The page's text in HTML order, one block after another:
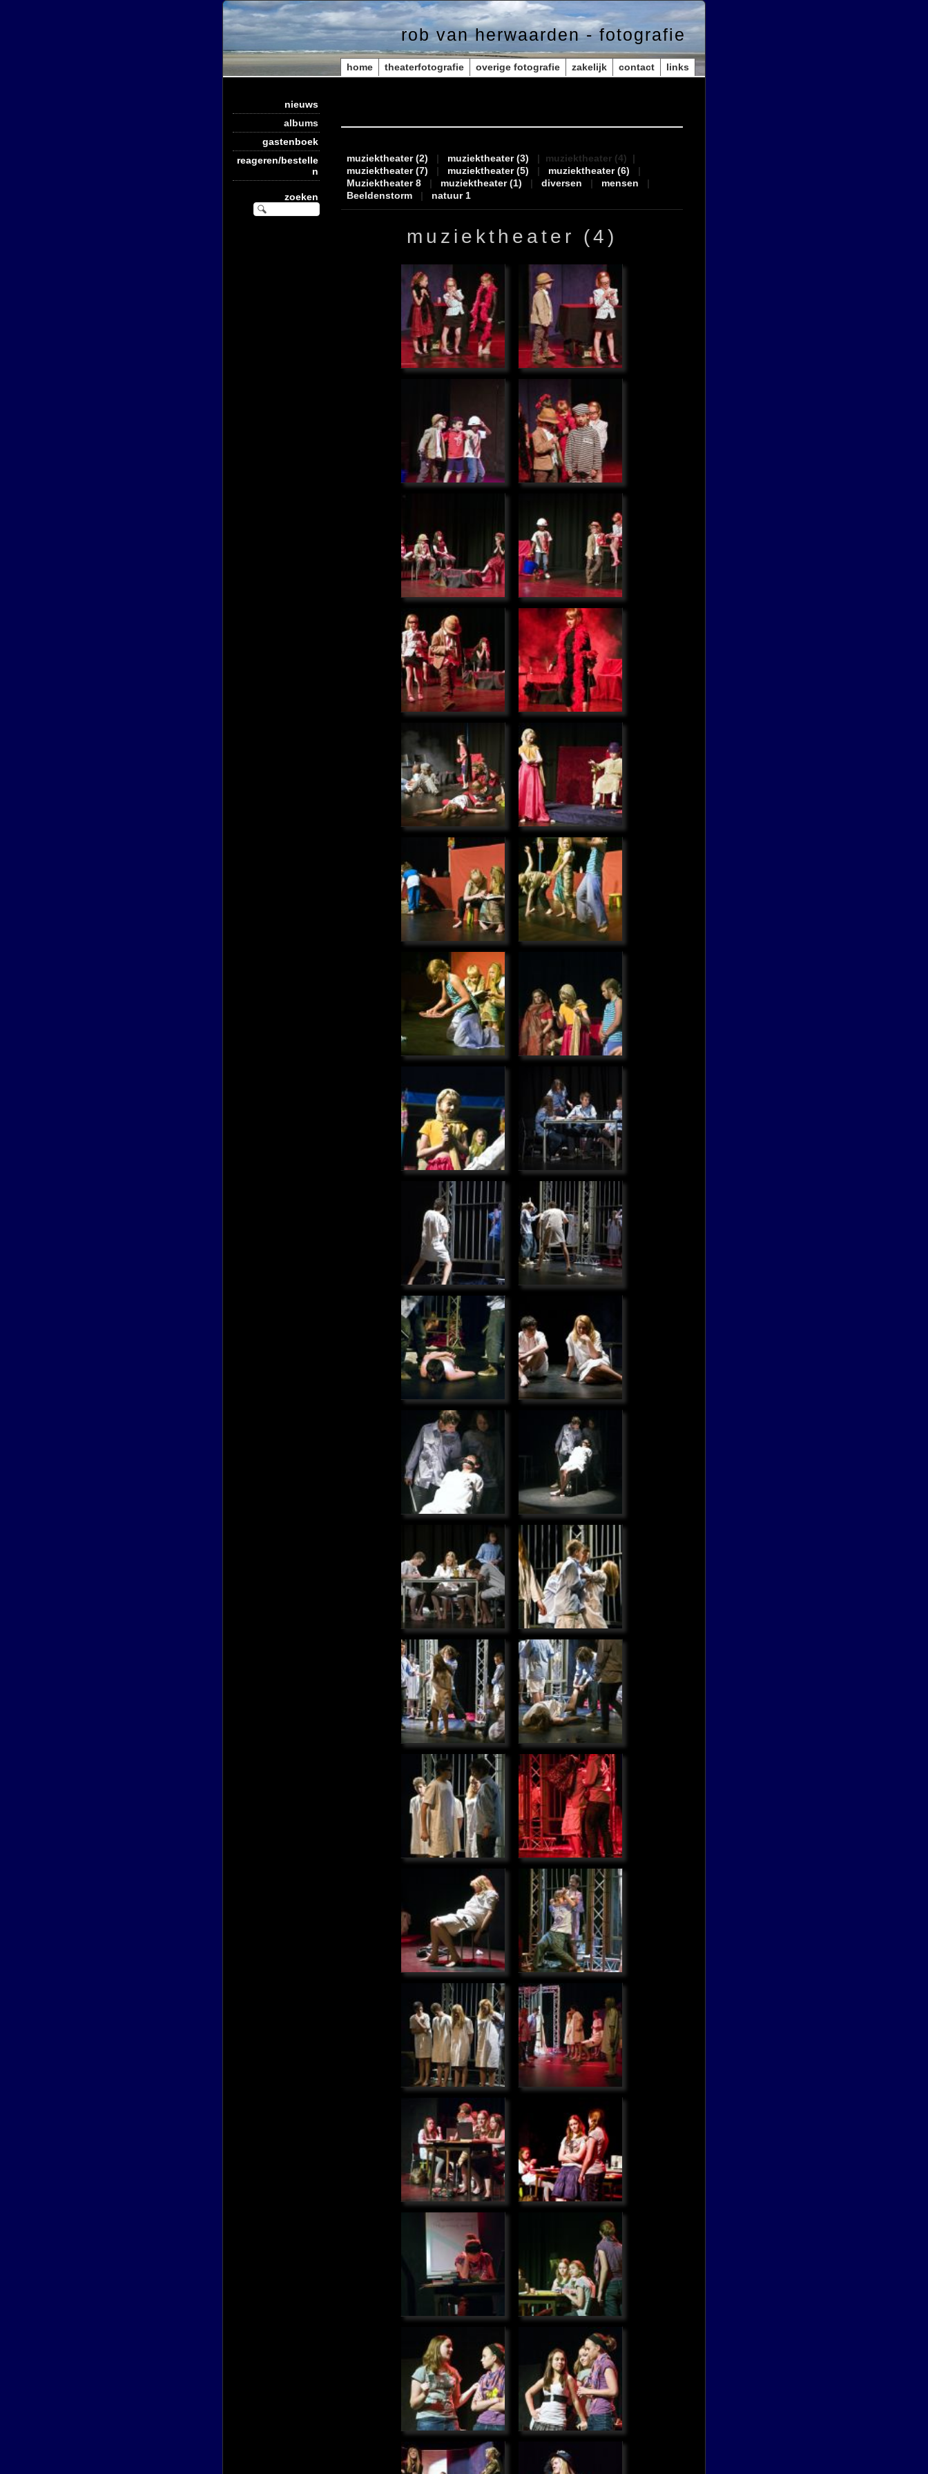
rob van herwaarden - fotografie
home theaterfotografie overige fotografie zakelijk contact links
nieuws
albums
gastenboek
reageren/bestelle
n
zoeken
muziektheater (2) | muziektheater (3) | muziektheater (4) |
muziektheater (7)
| muziektheater (5) | muziektheater (6)
|
Muziektheater 8
| muziektheater (1) | diversen | mensen
|
Beeldenstorm
| natuur 1
muziektheater (4)